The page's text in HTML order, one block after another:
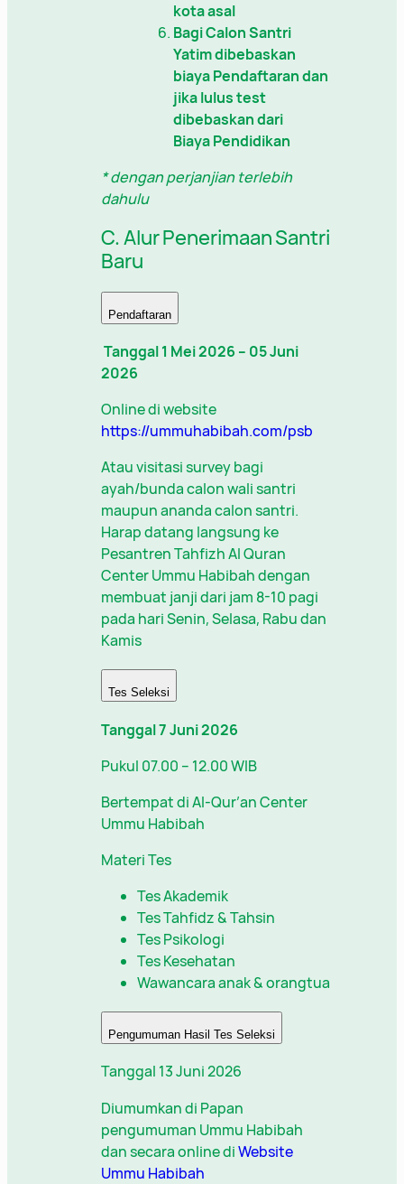
kota asal
Bagi Calon Santri
Yatim dibebaskan
biaya Pendaftaran dan
jika lulus test
dibebaskan dari
Biaya Pendidikan
* dengan perjanjian terlebih
dahulu
C. Alur Penerimaan Santri
Baru
Pendaftaran
Tanggal 1 Mei 2026 – 05 Juni
2026
Online di website
https://ummuhabibah.com/psb
Atau visitasi survey bagi
ayah/bunda calon wali santri
maupun ananda calon santri.
Harap datang langsung ke
Pesantren Tahfizh Al Quran
Center Ummu Habibah dengan
membuat janji dari jam 8-10 pagi
pada hari Senin, Selasa, Rabu dan
Kamis
Tes Seleksi
Tanggal 7 Juni 2026
Pukul 07.00 – 12.00 WIB
Bertempat di Al-Qur’an Center
Ummu Habibah
Materi Tes
Tes Akademik
Tes Tahfidz & Tahsin
Tes Psikologi
Tes Kesehatan
Wawancara anak & orangtua
Pengumuman Hasil Tes Seleksi
Tanggal 13 Juni 2026
Diumumkan di Papan
pengumuman Ummu Habibah
dan secara online diWebsite
Ummu Habibah